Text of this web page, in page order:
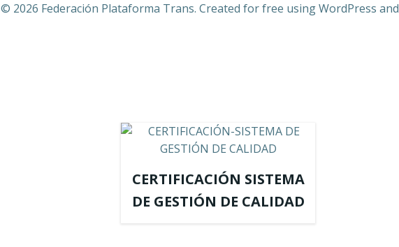
© 2026 Federación Plataforma Trans. Created for free using WordPress and
CERTIFICACIÓN SISTEMA
DE GESTIÓN DE CALIDAD